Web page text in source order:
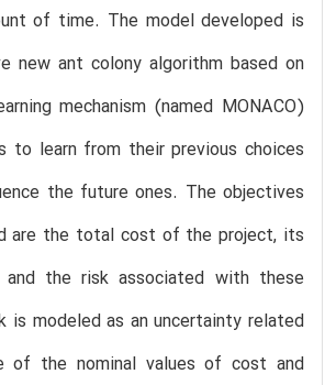
of time. The model developed is
new ant colony algorithm based on
mechanism (named MONACO)
to learn from their previous choices
the future ones. The objectives
are the total cost of the project, its
and the risk associated with these
is modeled as an uncertainty related
of the nominal values of cost and